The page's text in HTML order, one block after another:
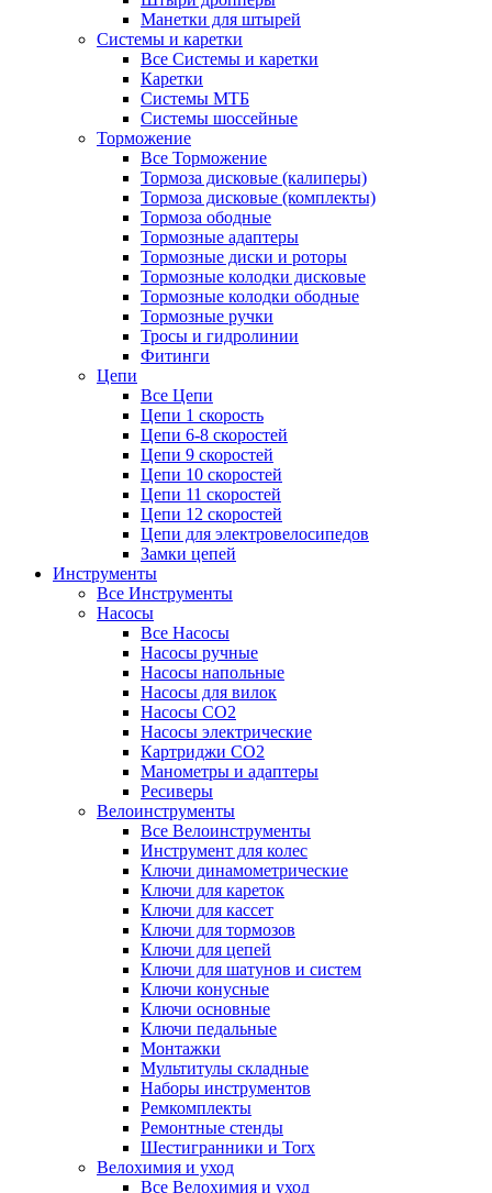
Манетки для штырей
Системы и каретки
Все Системы и каретки
Каретки
Системы МТБ
Системы шоссейные
Торможение
Все Торможение
Тормоза дисковые (калиперы)
Тормоза дисковые (комплекты)
Тормоза ободные
Тормозные адаптеры
Тормозные диски и роторы
Тормозные колодки дисковые
Тормозные колодки ободные
Тормозные ручки
Тросы и гидролинии
Фитинги
Цепи
Все Цепи
Цепи 1 скорость
Цепи 6-8 скоростей
Цепи 9 скоростей
Цепи 10 скоростей
Цепи 11 скоростей
Цепи 12 скоростей
Цепи для электровелосипедов
Замки цепей
Инструменты
Все Инструменты
Насосы
Все Насосы
Насосы ручные
Насосы напольные
Насосы для вилок
Насосы CO2
Насосы электрические
Картриджи CO2
Манометры и адаптеры
Ресиверы
Велоинструменты
Все Велоинструменты
Инструмент для колес
Ключи динамометрические
Ключи для кареток
Ключи для кассет
Ключи для тормозов
Ключи для цепей
Ключи для шатунов и систем
Ключи конусные
Ключи основные
Ключи педальные
Монтажки
Мультитулы складные
Наборы инструментов
Ремкомплекты
Ремонтные стенды
Шестигранники и Torx
Велохимия и уход
Все Велохимия и уход